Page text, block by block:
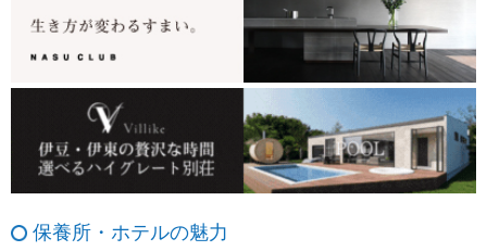
保養所・ホテルの魅力